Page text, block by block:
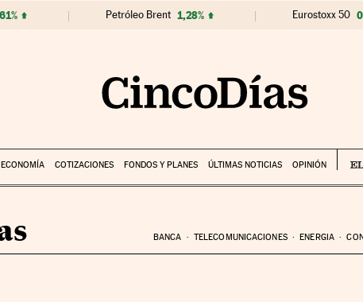
Petróleo Brent 1,28% Eurostoxx 50
ECONOMÍA COTIZACIONES FONDOS Y PLANES ÚLTIMAS NOTICIAS OPINIÓN
BANCA TELECOMUNICACIONES ENERGIA